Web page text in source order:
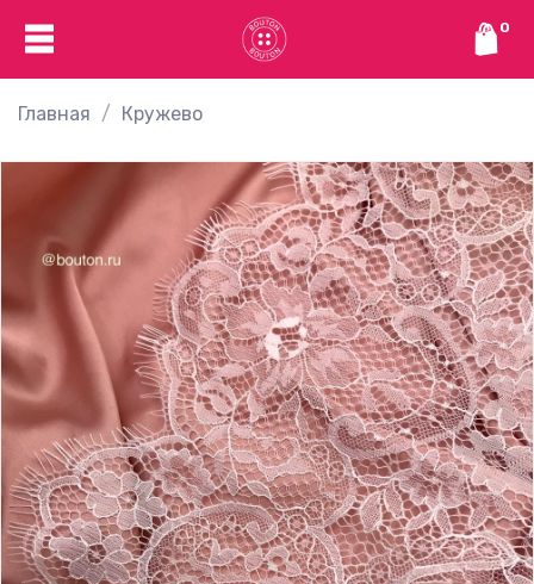
0
Главная Кружево